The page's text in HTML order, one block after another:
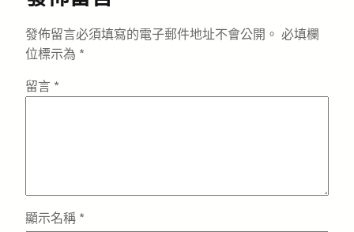
發佈留言必須填寫的電子郵件地址不會公開。 必填欄
位標示為 *
留言 *
顯示名稱 *